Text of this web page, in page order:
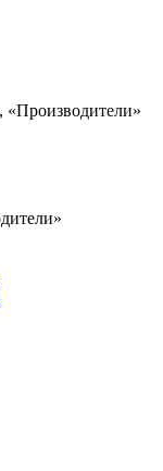
«Производители»